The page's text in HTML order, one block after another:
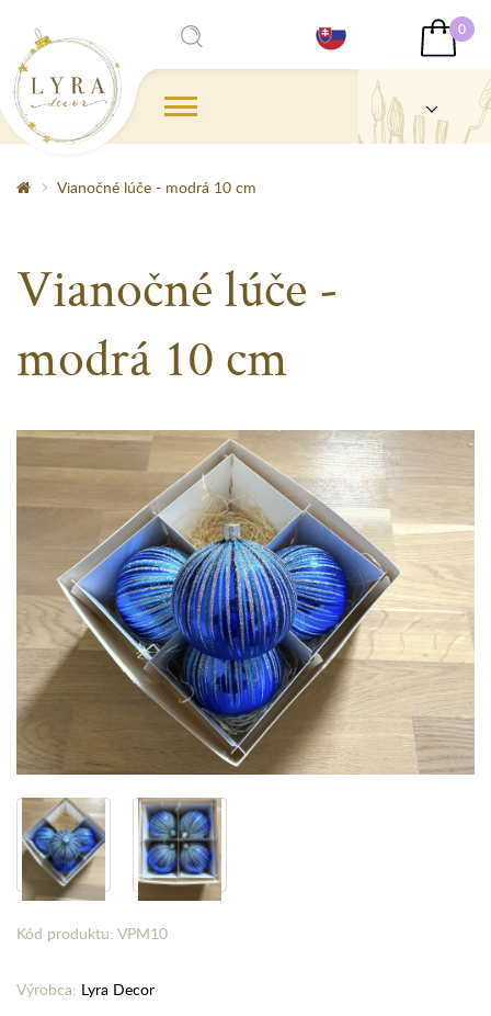
0
Vianočné lúče - modrá 10 cm
Vianočné lúče -
modrá 10 cm
Kód produktu: VPM10
Výrobca: Lyra Decor